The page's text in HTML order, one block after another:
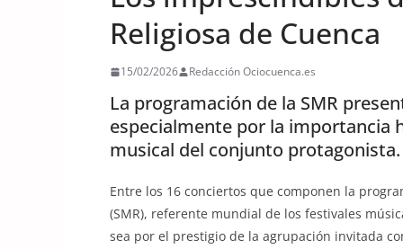
Religiosa de Cuenca
15/02/2026 Redacción Ociocuenca.es
La programación de la SMR
especialmente por la importancia
musical del conjunto protagonista.
Entre los 16 conciertos que componen la
(SMR), referente mundial de los festivales
sea por el prestigio de la agrupación invitada